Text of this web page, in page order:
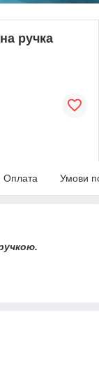
ручка
Оплата Умови